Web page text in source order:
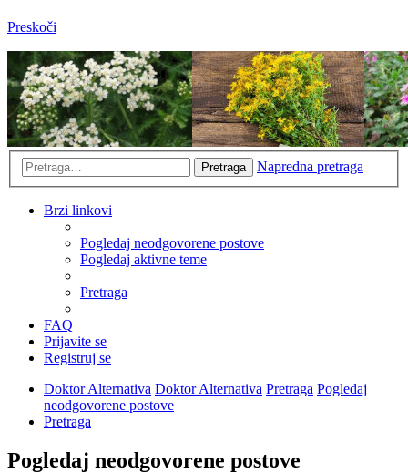
Preskoči
Pretraga Napredna pretraga
Brzi linkovi
Pogledaj neodgovorene postove
Pogledaj aktivne teme
Pretraga
FAQ
Prijavite se
Registruj se
Doktor Alternativa Doktor Alternativa Pretraga Pogledaj
neodgovorene postove
Pretraga
Pogledaj neodgovorene postove